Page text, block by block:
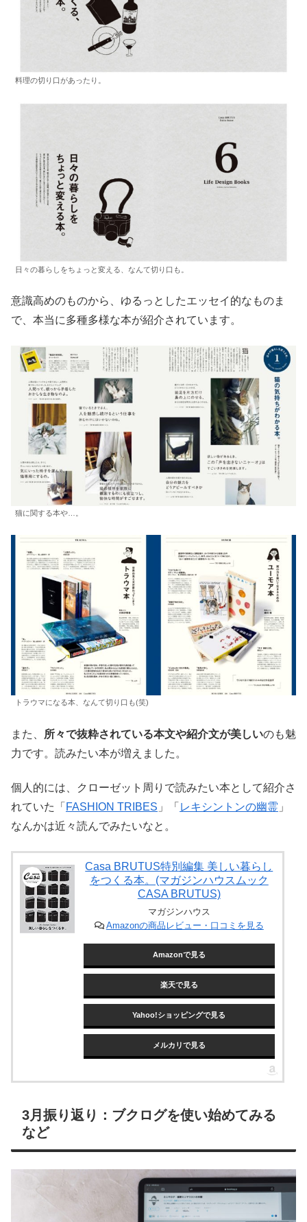
料理の切り口があったり。
日々の暮らしをちょっと変える、なんて切り口も。
意識高めのものから、ゆるっとしたエッセイ的なものま
で、本当に多種多様な本が紹介されています。
猫に関する本や…。
トラウマになる本、なんて切り口も(笑)
また、 所々で抜粋されている本文や紹介文が美しいのも魅
力です。読みたい本が増えました。
個人的には、クローゼット周りで読みたい本として紹介さ
れていた「 FASHION TRIBES 」「 レキシントンの幽霊 」
なんかは近々読んでみたいなと。
Casa BRUTUS特別編集 美しい暮らし
をつくる本。(マガジンハウスムック
CASA BRUTUS)
マガジンハウス
Amazonの商品レビュー・口コミを見る
Amazonで見る
楽天で見る
Yahoo!ショッピングで見る
メルカリで見る
3月振り返り：ブクログを使い始めてみる
など